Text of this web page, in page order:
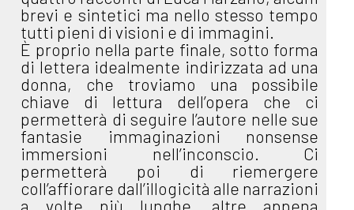
brevi e sintetici ma nello stesso tempo
tutti pieni di visioni e di immagini.
È proprio nella parte finale, sotto forma
di lettera idealmente indirizzata ad una
donna, che troviamo una possibile
chiave di lettura dell’opera che ci
permetterà di seguire l’autore nelle sue
fantasie immaginazioni nonsense
immersioni nell’inconscio. Ci
permetterà poi di riemergere
coll’affiorare dall’illogicità alle narrazioni
a volte più lunghe, altre appena